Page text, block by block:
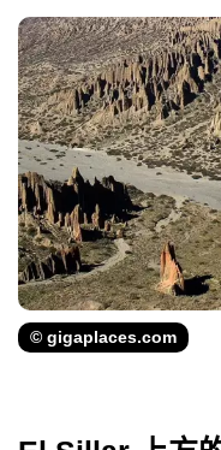
© gigaplaces.com